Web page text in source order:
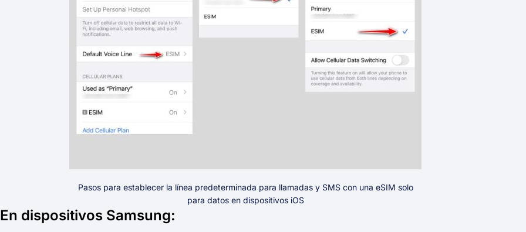
Pasos para establecer la línea predeterminada para llamadas y SMS con una eSIM solo
para datos en dispositivos iOS
En dispositivos Samsung: